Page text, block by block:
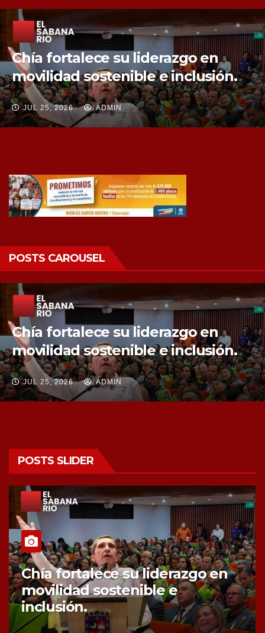
Chía fortalece la protección de sus
fuentes hídricas con la compra de
tres nuevos predios
JUL 25, 2026 ADMIN
POSTS CAROUSEL
Chía fortalece la protección de sus
fuentes hídricas con la compra de
tres nuevos predios
JUL 25, 2026 ADMIN
POSTS SLIDER
Chía fortalece la protección de
sus fuentes hídricas con la
compra de tres nuevos predios